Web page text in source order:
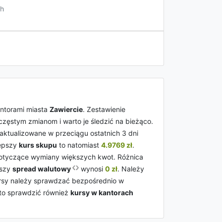
miasta Zawiercie. Zestawienie
zmianom i warto je śledzić na bieżąco.
w przeciągu ostatnich 3 dni
kurs skupu to natomiast 4.9769 zł.
wymiany większych kwot. Różnica
spread walutowy wynosi 0 zł. Należy
należy sprawdzać bezpośrednio w
sprawdzić również kursy w kantorach